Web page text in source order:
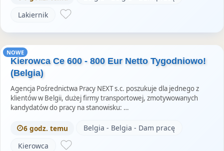
Lakiernik
NOWE
Kierowca Ce 600 - 800 Eur Netto Tygodniowo!
(Belgia)
Agencja Pośrednictwa Pracy NEXT s.c. poszukuje dla jednego z
klientów w Belgii, dużej firmy transportowej, zmotywowanych
kandydatów do pracy na stanowisku: …
6 godz. temu
Belgia - Belgia - Dam pracę
Kierowca